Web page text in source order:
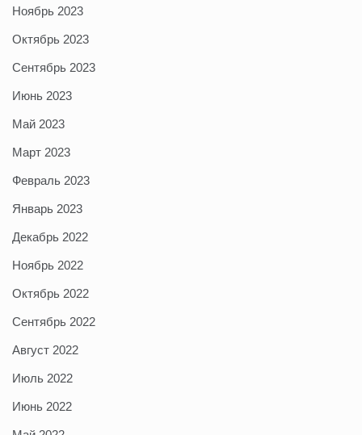
Ноябрь 2023
Октябрь 2023
Сентябрь 2023
Июнь 2023
Май 2023
Март 2023
Февраль 2023
Январь 2023
Декабрь 2022
Ноябрь 2022
Октябрь 2022
Сентябрь 2022
Август 2022
Июль 2022
Июнь 2022